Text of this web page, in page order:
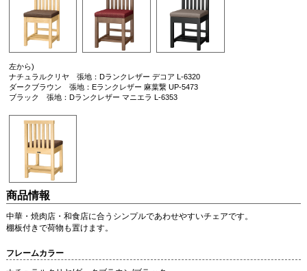
左から)
ナチュラルクリヤ 張地：Dランクレザー デコア L-6320
ダークブラウン 張地：Eランクレザー 麻葉繋 UP-5473
ブラック 張地：Dランクレザー マニエラ L-6353
商品情報
中華・焼肉店・和食店に合うシンプルであわせやすいチェアです。
棚板付きで荷物も置けます。
フレームカラー